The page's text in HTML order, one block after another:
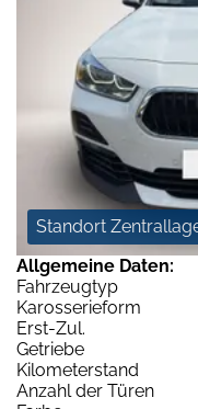
Standort
Allgemeine Daten:
Fahrzeugtyp
Karosserieform
Erst-Zul.
Getriebe
Kilometerstand
Anzahl der Türen